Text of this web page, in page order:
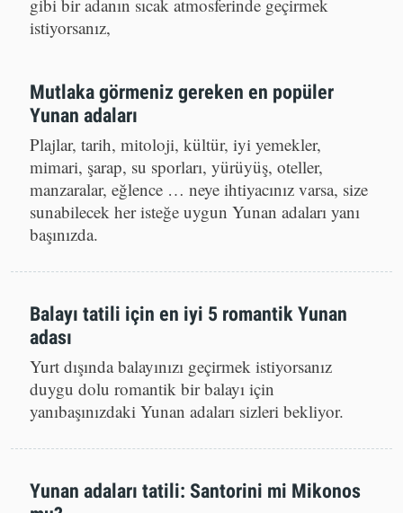
gibi bir adanın sıcak atmosferinde geçirmek
Mutlaka görmeniz gereken en popüler
Yunan adaları
Plajlar, tarih, mitoloji, kültür, iyi yemekler,
mimari, şarap, su sporları, yürüyüş, oteller,
manzaralar, eğlence … neye ihtiyacınız varsa, size
sunabilecek her isteğe uygun Yunan adaları yanı
başınızda.
Balayı tatili için en iyi 5 romantik Yunan
adası
Yurt dışında balayınızı geçirmek istiyorsanız
duygu dolu romantik bir balayı için